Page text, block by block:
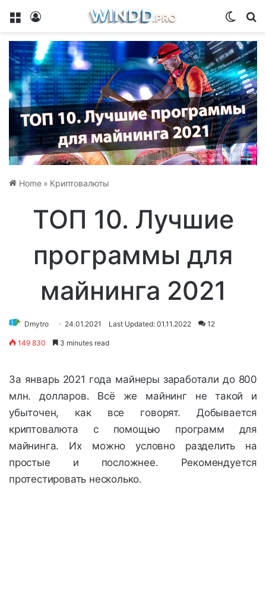
Menu
Home » Криптовалюты
ТОП 10. Лучшие
программы для
майнинга 2021
Dmytro 24.01.2021 Last Updated: 01.11.2022 12
149 830 3 minutes read
За январь 2021 года майнеры заработали до 800
млн. долларов. Всё же майнинг не такой и
убыточен, как все говорят. Добывается
криптовалюта с помощью программ для
майнинга. Их можно условно разделить на
простые и посложнее. Рекомендуется
протестировать несколько.